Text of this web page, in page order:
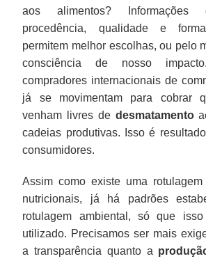
aos alimentos? Informações
procedência, qualidade e
permitem melhor escolhas, ou pelo
consciência de nosso
compradores internacionais de
já se movimentam para cobrar
venham livres de desmatamento
cadeias produtivas. Isso é
consumidores.
Assim como existe uma
nutricionais, já há padrões
rotulagem ambiental, só que
utilizado. Precisamos ser mais
a transparência quanto a